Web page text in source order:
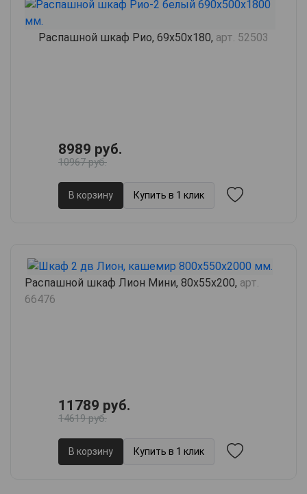
Распашной шкаф Рио, 69х50х180, арт. 52503
8989 руб.
10967 руб.
В корзину Купить в 1 клик
Распашной шкаф Лион Мини, 80х55х200, арт.
66476
11789 руб.
14619 руб.
В корзину Купить в 1 клик